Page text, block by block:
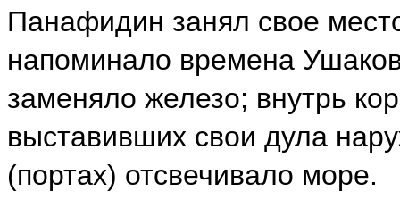
Панафидин занял свое
напоминало времена
заменяло железо; внутрь
выставивших свои дула
(портах) отсвечивало море.